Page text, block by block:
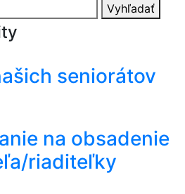
Vyhľadať
seniorátov
na obsadenie
riaditeľky